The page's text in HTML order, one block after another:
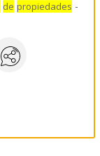
de propiedades -